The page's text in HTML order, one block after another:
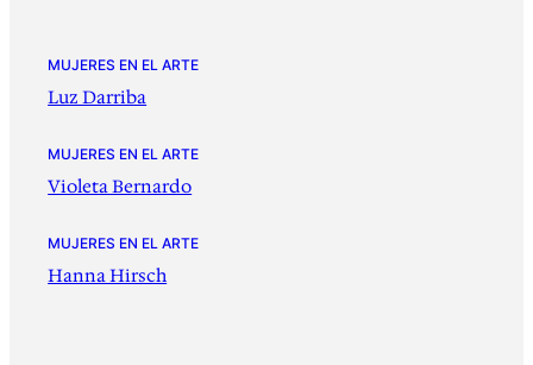
MUJERES EN EL ARTE
Luz Darriba
MUJERES EN EL ARTE
Violeta Bernardo
MUJERES EN EL ARTE
Hanna Hirsch